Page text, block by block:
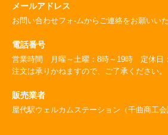
メールアドレス
お問い合わせフォ-ムからご連絡をお願いい
電話番号
営業時間 月曜～土曜：8時～19時 定休
注文は承りかねますので、ご了承ください。
販売業者
屋代駅ウェルカムステーション（千曲商工会